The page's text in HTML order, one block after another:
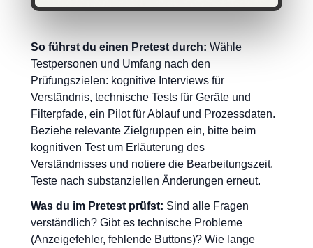
So führst du einen Pretest durch: Wähle
Testpersonen und Umfang nach den
Prüfungszielen: kognitive Interviews für
Verständnis, technische Tests für Geräte und
Filterpfade, ein Pilot für Ablauf und Prozessdaten.
Beziehe relevante Zielgruppen ein, bitte beim
kognitiven Test um Erläuterung des
Verständnisses und notiere die Bearbeitungszeit.
Teste nach substanziellen Änderungen erneut.
Was du im Pretest prüfst: Sind alle Fragen
verständlich? Gibt es technische Probleme
(Anzeigefehler, fehlende Buttons)? Wie lange